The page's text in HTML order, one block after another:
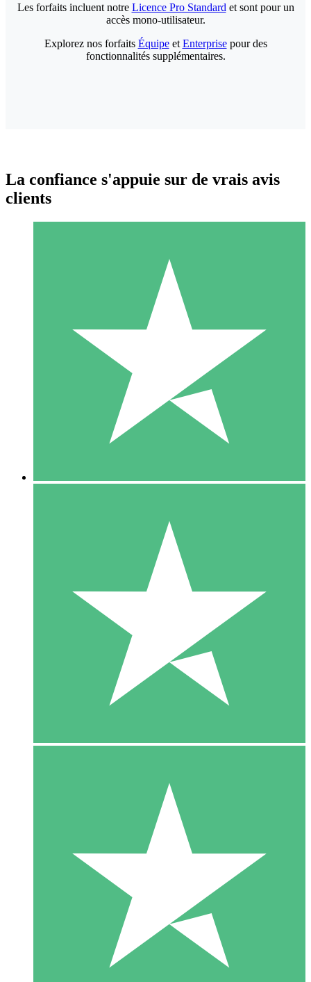
Packs de Crédits Individuels
Payez à l'utilisation avec des crédits de téléchargement. Sans
1 Téléchargement
10 00
10 Téléchargements
20 00
Les forfaits incluent notre Licence Pro Standard et sont pour un
accès mono-utilisateur.
Explorez nos forfaits Équipeet Enterprisepour des
fonctionnalités supplémentaires.
La confiance s'appuie sur de vrais avis
clients